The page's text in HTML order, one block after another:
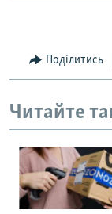
Поділитись
Читайте